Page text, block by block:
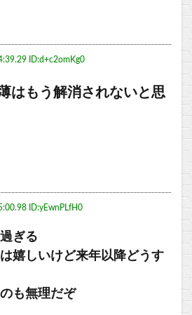
ID:d+c2omKg0
はもう解消されないと思
ID:yEwnPLfH0
ぎる
嬉しいけど来年以降どうす
も無理だぞ